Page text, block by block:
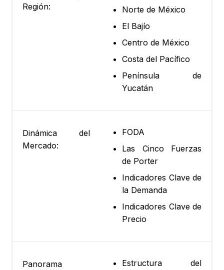
Región:
Norte de México
El Bajío
Centro de México
Costa del Pacífico
Península de
Yucatán
Dinámica del
Mercado:
FODA
Las Cinco Fuerzas
de Porter
Indicadores Clave de
la Demanda
Indicadores Clave de
Precio
Panorama
Estructura del